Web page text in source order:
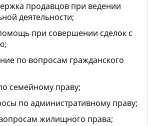
продавцов при ведении
деятельности;
при совершении сделок с
по вопросам гражданского
семейному праву;
по административному праву;
жилищного права;